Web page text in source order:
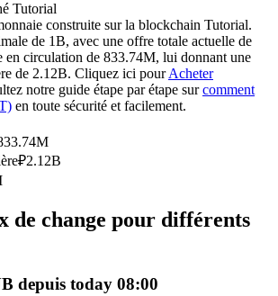
traders
Tutorial
construite sur la blockchain Tutorial.
de 1B, avec une offre totale actuelle de
en circulation de 833.74M, lui donnant une
de 2.12B. Cliquez ici pourAcheter
notre guide étape par étape surcomment
en toute sécurité et facilement.
₽2.12B
de change pour différents
depuis today 08:00